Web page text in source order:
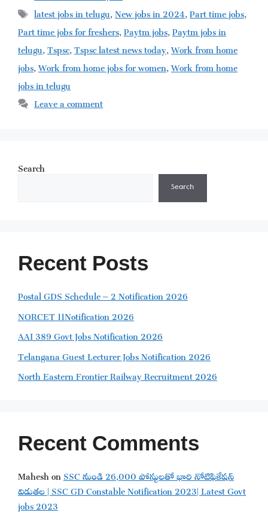
Tags
latest jobs in telugu,New jobs in 2024,Part time jobs,
Part time jobs for freshers,Paytm jobs,Paytm jobs in
telugu,Tspsc,Tspsc latest news today,Work from home
jobs,Work from home jobs for women,Work from home
jobs in telugu
Leave a comment
Search
Search
Recent Posts
Postal GDS Schedule – 2 Notification 2026
NORCET 11Notification 2026
AAI 389 Govt Jobs Notification 2026
Telangana Guest Lecturer Jobs Notification 2026
North Eastern Frontier Railway Recruitment 2026
Recent Comments
MaheshonSSC నుండి 26,000 పోస్టులతో భారి నోటిఫికేషన్
విడుతల | SSC GD Constable Notification 2023| Latest Govt
jobs 2023